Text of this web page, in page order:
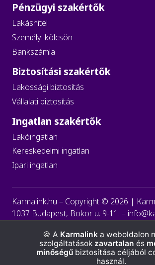
Pénzügyi szakértők
Lakáshitel
Személyi kölcsön
Bankszámla
Biztosítási szakértők
Lakossági biztosítás
Vállalati biztosítás
Ingatlan szakértők
Lakóingatlan
Kereskedelmi ingatlan
Ipari ingatlan
Karmalink.hu – Copyright © 2026 |
1037 Budapest, Bokor u. 9-11. –
Általános szerződési feltételek
Adatvédelmi szabályzat
Cookie
A Karmalinka weboldalon
szolgáltatások zavartalan és
minőségűbiztosítása céljából
használ.